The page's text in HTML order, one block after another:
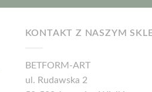
KONTAKT Z NASZYM
BETFORM-ART
ul. Rudawska 2